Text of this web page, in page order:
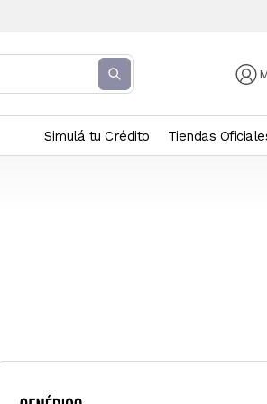
Simulá tu Crédito Tiendas